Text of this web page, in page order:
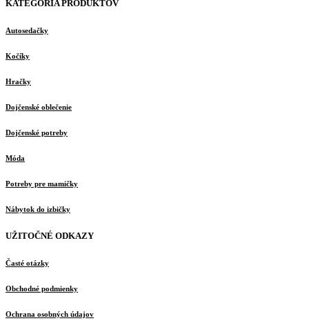
KATEGÓRIA PRODUKTOV
Autosedačky
Kočíky
Hračky
Dojčenské oblečenie
Dojčenské potreby
Móda
Potreby pre mamičky
Nábytok do izbičky
UŽITOČNÉ ODKAZY
Časté otázky
Obchodné podmienky
Ochrana osobných údajov